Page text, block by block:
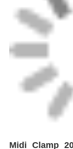
контактные
сварная
Сварная
Midi Clamp